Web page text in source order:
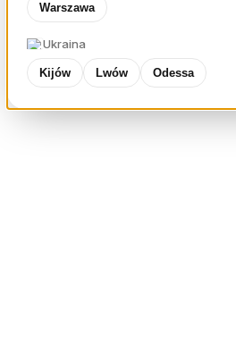
Warszawa
Ukraina
Kijów Lwów Odessa